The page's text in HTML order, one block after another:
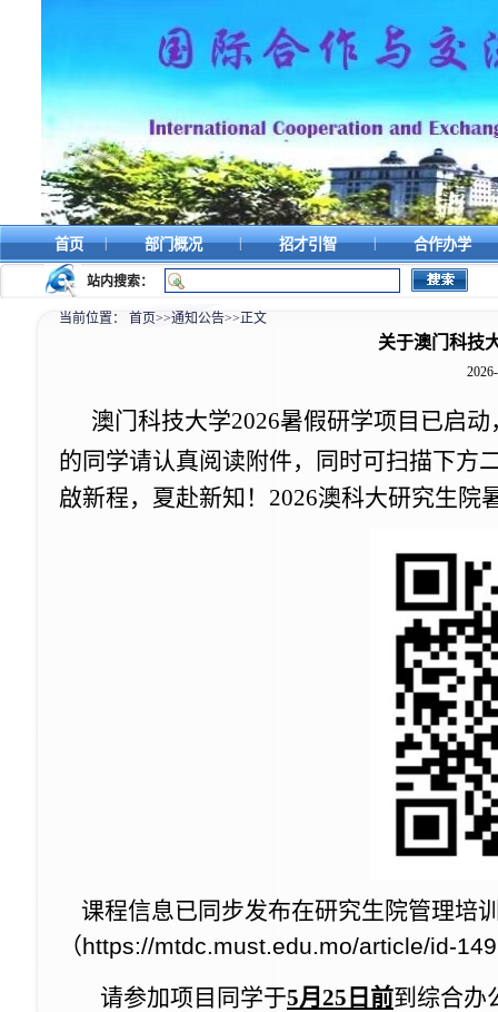
首页 | 部门概况 | 招才引智 | 合作办学
站内搜索：
当前位置： 首页>>通知公告>>正文
关于澳门科技
澳门科技大学2026暑假研学项目已启动
的同学请认真阅读附件，同时可扫描下方
啟新程，夏赴新知！2026澳科大研究生
课程信息已同步发布在研究生院管理培
（https://mtdc.must.edu.mo/article/id-
请参加项目同学于5月 25 日前到综合办